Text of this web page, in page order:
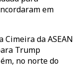
em
da ASEAN
Trump
no norte do